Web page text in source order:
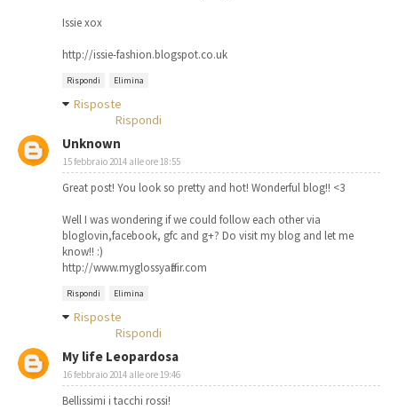
Issie xox
http://issie-fashion.blogspot.co.uk
Rispondi Elimina
Risposte
Rispondi
Unknown
15 febbraio 2014 alle ore 18:55
Great post! You look so pretty and hot! Wonderful blog!! <3
Well I was wondering if we could follow each other via
bloglovin,facebook, gfc and g+? Do visit my blog and let me
know!! :)
http://www.myglossyaffair.com
Rispondi Elimina
Risposte
Rispondi
My life Leopardosa
16 febbraio 2014 alle ore 19:46
Bellissimi i tacchi rossi!